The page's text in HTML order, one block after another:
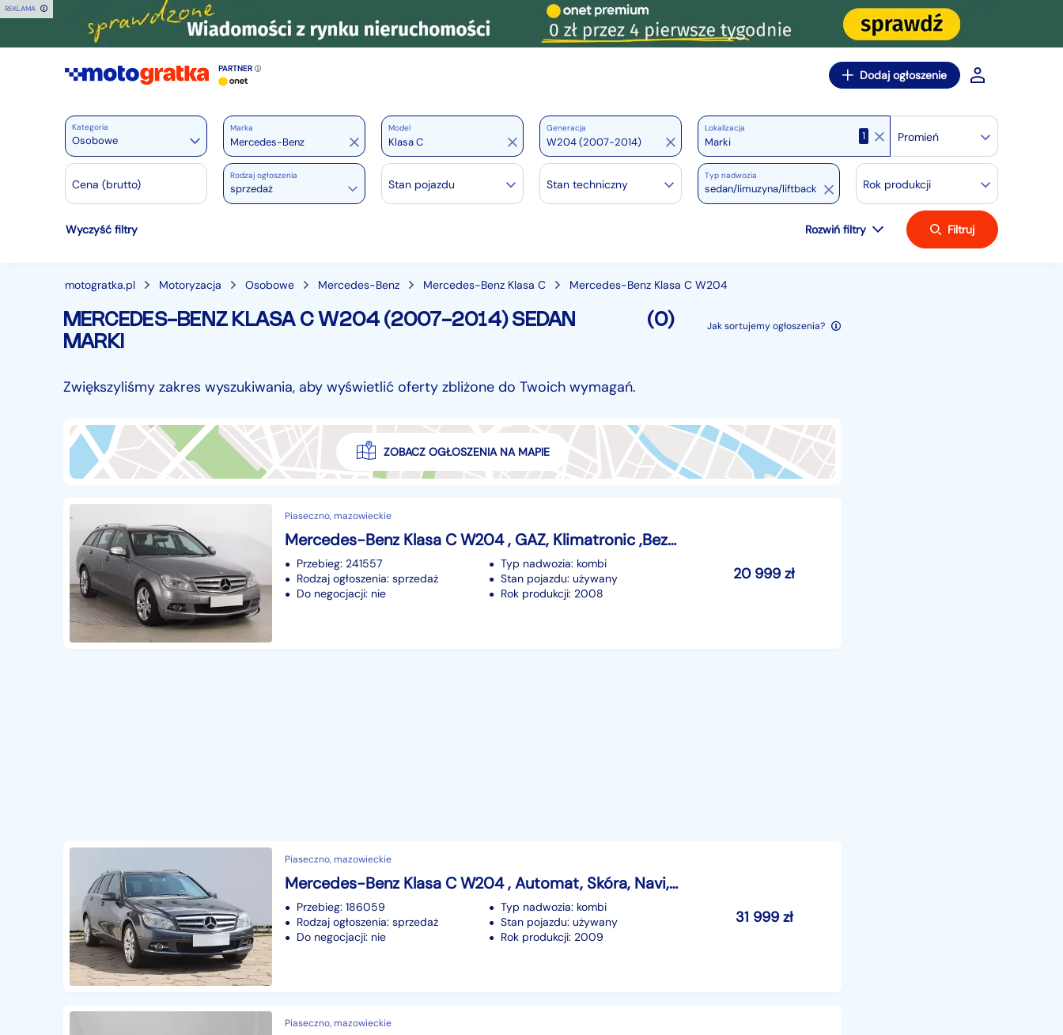
REKLAMA
PARTNER Dodaj ogłoszenie
Kategoria
Osobowe
Motoryzacja
Osobowe
Dostawcze 3513
Autobusy
Części motocyklowe
Pojazdy specjalistyczne 172
Sprzęt wodny
Marka Model Generacja Lokalizacja
1 Promień
Cena (brutto)
Rodzaj ogłoszenia
sprzedaż Stan pojazdu Stan techniczny
Typ nadwozia
sedan/limuzyna/liftback Rok produkcji
Wyczyść filtry Rozwiń filtry Filtruj
motogratka.pl Motoryzacja Osobowe Mercedes-Benz Mercedes-Benz Klasa C Mercedes-Benz Klasa C W204
MERCEDES-BENZ KLASA C W204 (2007-2014) SEDAN
MARKI
(0) Jak sortujemy ogłoszenia?
Zwiększyliśmy zakres wyszukiwania, aby wyświetlić oferty zbliżone do Twoich wymagań.
ZOBACZ OGŁOSZENIA NA MAPIE
Piaseczno, mazowieckie
Mercedes-Benz Klasa C W204 , GAZ, Klimatronic ,Bezkolizyjny, Parktronic,ALU
Przebieg: 241557
Rodzaj ogłoszenia: sprzedaż
Do negocjacji: nie
Typ nadwozia: kombi
Stan pojazdu: używany
Rok produkcji: 2008
20 999 zł
Piaseczno, mazowieckie
Mercedes-Benz Klasa C W204 , Automat, Skóra, Navi, Klimatronic, Tempomat, Parktronic,
Przebieg: 186059
Rodzaj ogłoszenia: sprzedaż
Do negocjacji: nie
Typ nadwozia: kombi
Stan pojazdu: używany
Rok produkcji: 2009
31 999zł
Piaseczno, mazowieckie